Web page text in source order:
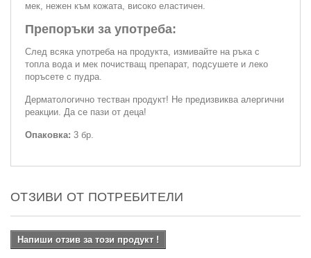
мек, нежен към кожата, високо еластичен.
Препоръки за употреба:
След всяка употреба на продукта, измивайте на ръка с
топла вода и мек почистващ препарат, подсушете и леко
поръсете с пудра.
Дерматологично тестван продукт! Не предизвиква алергични
реакции. Да се пази от деца!
Опаковка: 3 бр.
ОТЗИВИ ОТ ПОТРЕБИТЕЛИ
Напиши отзив за този продукт !